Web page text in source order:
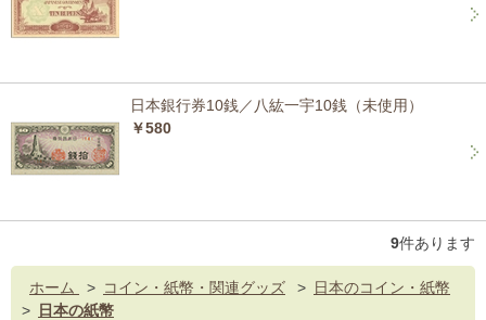
日本銀行券10銭／八紘一宇10銭（未使用）
￥580
9件あります
ホーム > コイン・紙幣・関連グッズ > 日本のコイン・紙幣
>
日本の紙幣